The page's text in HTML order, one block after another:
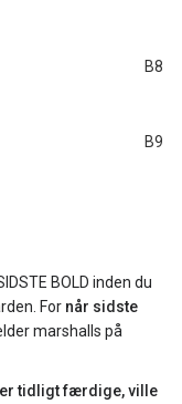
B8
B9
BOLD inden du
For når sidste
marshalls på
er tidligt færdige, ville